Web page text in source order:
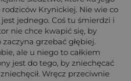
Krynickiej. Nie wie co
jednego. Coś tu śmierdzi i
nie chce kwapić się, by
grzebać głębiej.
ale u niego to całkiem
jest do tego, by zniechęcać
Wręcz przeciwnie